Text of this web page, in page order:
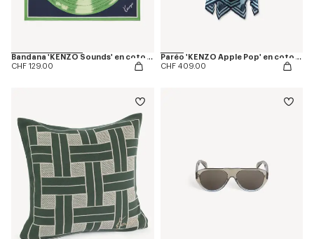
Bandana 'KENZO Sounds' en coton léger
CHF 129.00
Paréo 'KENZO Apple Pop' en coton léger
CHF 409.00